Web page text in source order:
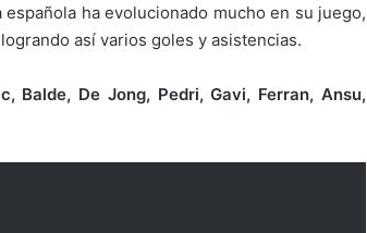
española ha evolucionado mucho en su juego,
así varios goles y asistencias.
Balde, De Jong, Pedri, Gavi, Ferran, Ansu,